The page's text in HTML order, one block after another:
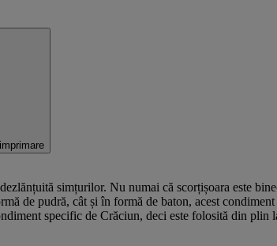
imprimare
simțurilor. Nu numai că scorțișoara este
de pudră, cât și în formă de baton, acest
specific de Crăciun, deci este folosită din